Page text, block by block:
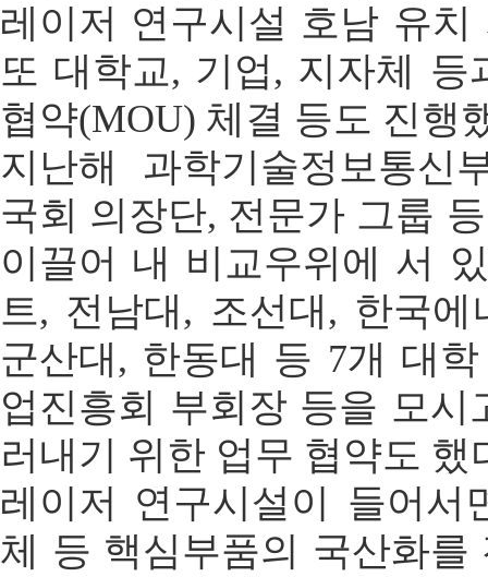
레이저 연구시설 호남 유치
또 대학교, 기업, 지자체 등
협약(MOU) 체결 등도 진행
지난해 과학기술정보통신
국회 의장단, 전문가 그룹
이끌어 내 비교우위에 서
트, 전남대, 조선대, 한국에
군산대, 한동대 등 7개 대
업진흥회 부회장 등을 모시
러내기 위한 업무 협약도 했
레이저 연구시설이 들어서
체 등 핵심부품의 국산화를